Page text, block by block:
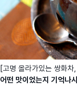
[고명 올라가있는 쌍화
어떤 맛이었는지 기억나